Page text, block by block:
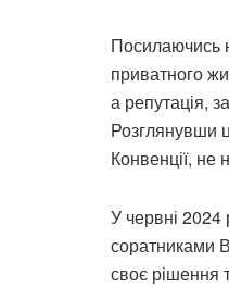
Посилаючись
приватного
а репутація,
Розглянувши
Конвенції,
У червні 2024
соратниками
своє рішення